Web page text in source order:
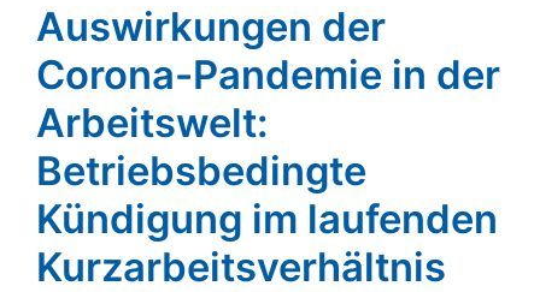
Auswirkungen der
Corona-Pandemie in der
Arbeitswelt:
Betriebsbedingte
Kündigung im laufenden
Kurzarbeitsverhältnis